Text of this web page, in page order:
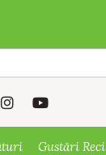
Gustări Reci